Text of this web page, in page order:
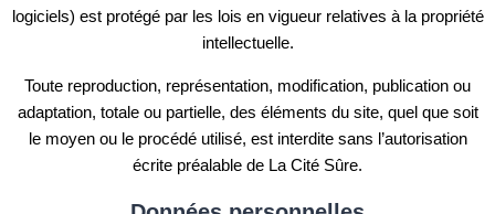
logiciels) est protégé par les lois en vigueur relatives à la propriété
intellectuelle.
Toute reproduction, représentation, modification, publication ou
adaptation, totale ou partielle, des éléments du site, quel que soit
le moyen ou le procédé utilisé, est interdite sans l’autorisation
écrite préalable de La Cité Sûre.